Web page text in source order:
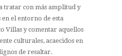
tratar con más amplitud y
el entorno de esta
Villas y comentar aquellos
culturales, acaecidos en
de resaltar.